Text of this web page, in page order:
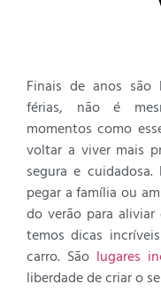
Finais de anos são
férias, não é
momentos como
voltar a viver mais
segura e
pegar a família ou
do verão para
temos dicas
carro. São lugares
liberdade de criar o